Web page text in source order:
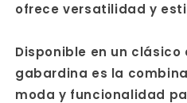
ofrece versatilidad y
Disponible en un
gabardina es la
moda y funcionalidad